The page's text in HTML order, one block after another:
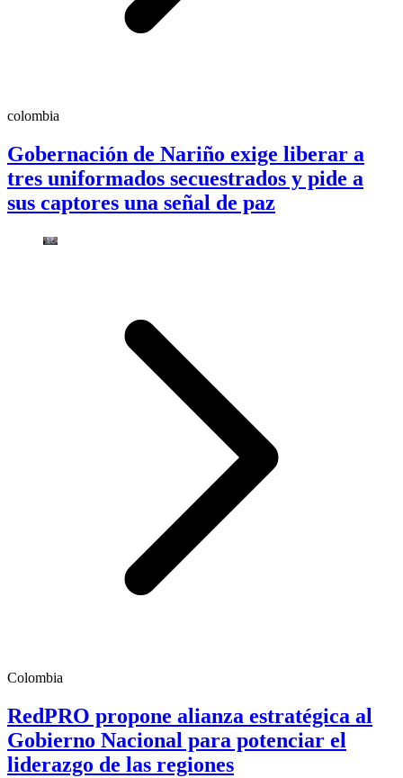
colombia
Gobernación de Nariño exige liberar a
tres uniformados secuestrados y pide a
sus captores una señal de paz
Colombia
RedPRO propone alianza estratégica al
Gobierno Nacional para potenciar el
liderazgo de las regiones